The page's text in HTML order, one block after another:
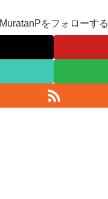
MuratanPをフォローする